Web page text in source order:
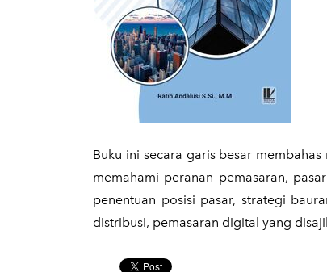
​Buku ini secara garis besar
memahami peranan pemasaran,
penentuan posisi pasar, strategi
distribusi, pemasaran digital yang